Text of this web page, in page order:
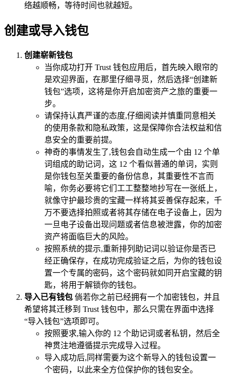
络越顺畅，等待时间也就越短。
创建或导入钱包
创建崭新钱包
当你成功打开 Trust 钱包应用后，首先映入眼帘的
是欢迎界面，在那里仔细寻觅，然后选择“创建新
钱包”选项，这将是你开启加密资产之旅的重要一
步。
请保持认真严谨的态度,仔细阅读并慎重同意相关
的使用条款和隐私政策，这是保障你合法权益和信
息安全的重要前提。
神奇的事情发生了,钱包会自动生成一个由 12 个单
词组成的助记词，这 12 个看似普通的单词，实则
是你钱包至关重要的备份信息，其重要性不言而
喻，你务必要将它们工工整整地抄写在一张纸上，
就像守护最珍贵的宝藏一样将其妥善保存起来，千
万不要选择拍照或者将其存储在电子设备上，因为
一旦电子设备出现问题或者信息被泄露，你的加密
资产将面临巨大的风险。
按照系统的提示,重新排列助记词以验证你是否已
经正确保存，在成功完成验证之后，为你的钱包设
置一个专属的密码，这个密码就如同开启宝藏的钥
匙，将用于解锁你的钱包。
导入已有钱包 倘若你之前已经拥有一个加密钱包，并且
希望将其迁移到 Trust 钱包中，那么只需在界面中选择
“导入钱包”选项即可。
按照要求,输入你的 12 个助记词或者私钥，然后全
神贯注地遵循提示完成导入过程。
导入成功后,同样需要为这个新导入的钱包设置一
个密码，以此来全方位保护你的钱包安全。